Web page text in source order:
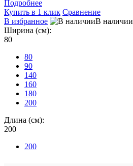
Подробнее
Купить в 1 клик Сравнение
В избранное
В наличии
Ширина (см):
80
80
90
140
160
180
200
Длина (см):
200
200